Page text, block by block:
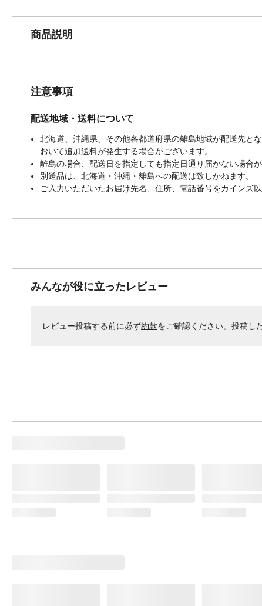
商品説明
注意事項
配送地域・送料について
北海道、沖縄県、その他各都道府県の離島地域が配送先と
おいて追加送料が発生する場合がございます。
離島の場合、配送日を指定しても指定日通り届かない場合が
別送品は、北海道・沖縄・離島への配送は致しかねます。
ご入力いただいたお届け先名、住所、電話番号をカインズ
みんなが役に立ったレビュー
レビュー投稿する前に必ず約款をご確認ください。投稿し